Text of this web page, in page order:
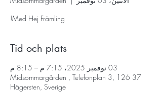
Med Hej Främling!
Tid och plats
03 نوفمبر 2025، 7:15 م – 8:15 م
Midsommargården , Telefonplan 3, 126 37
Hägersten, Sverige